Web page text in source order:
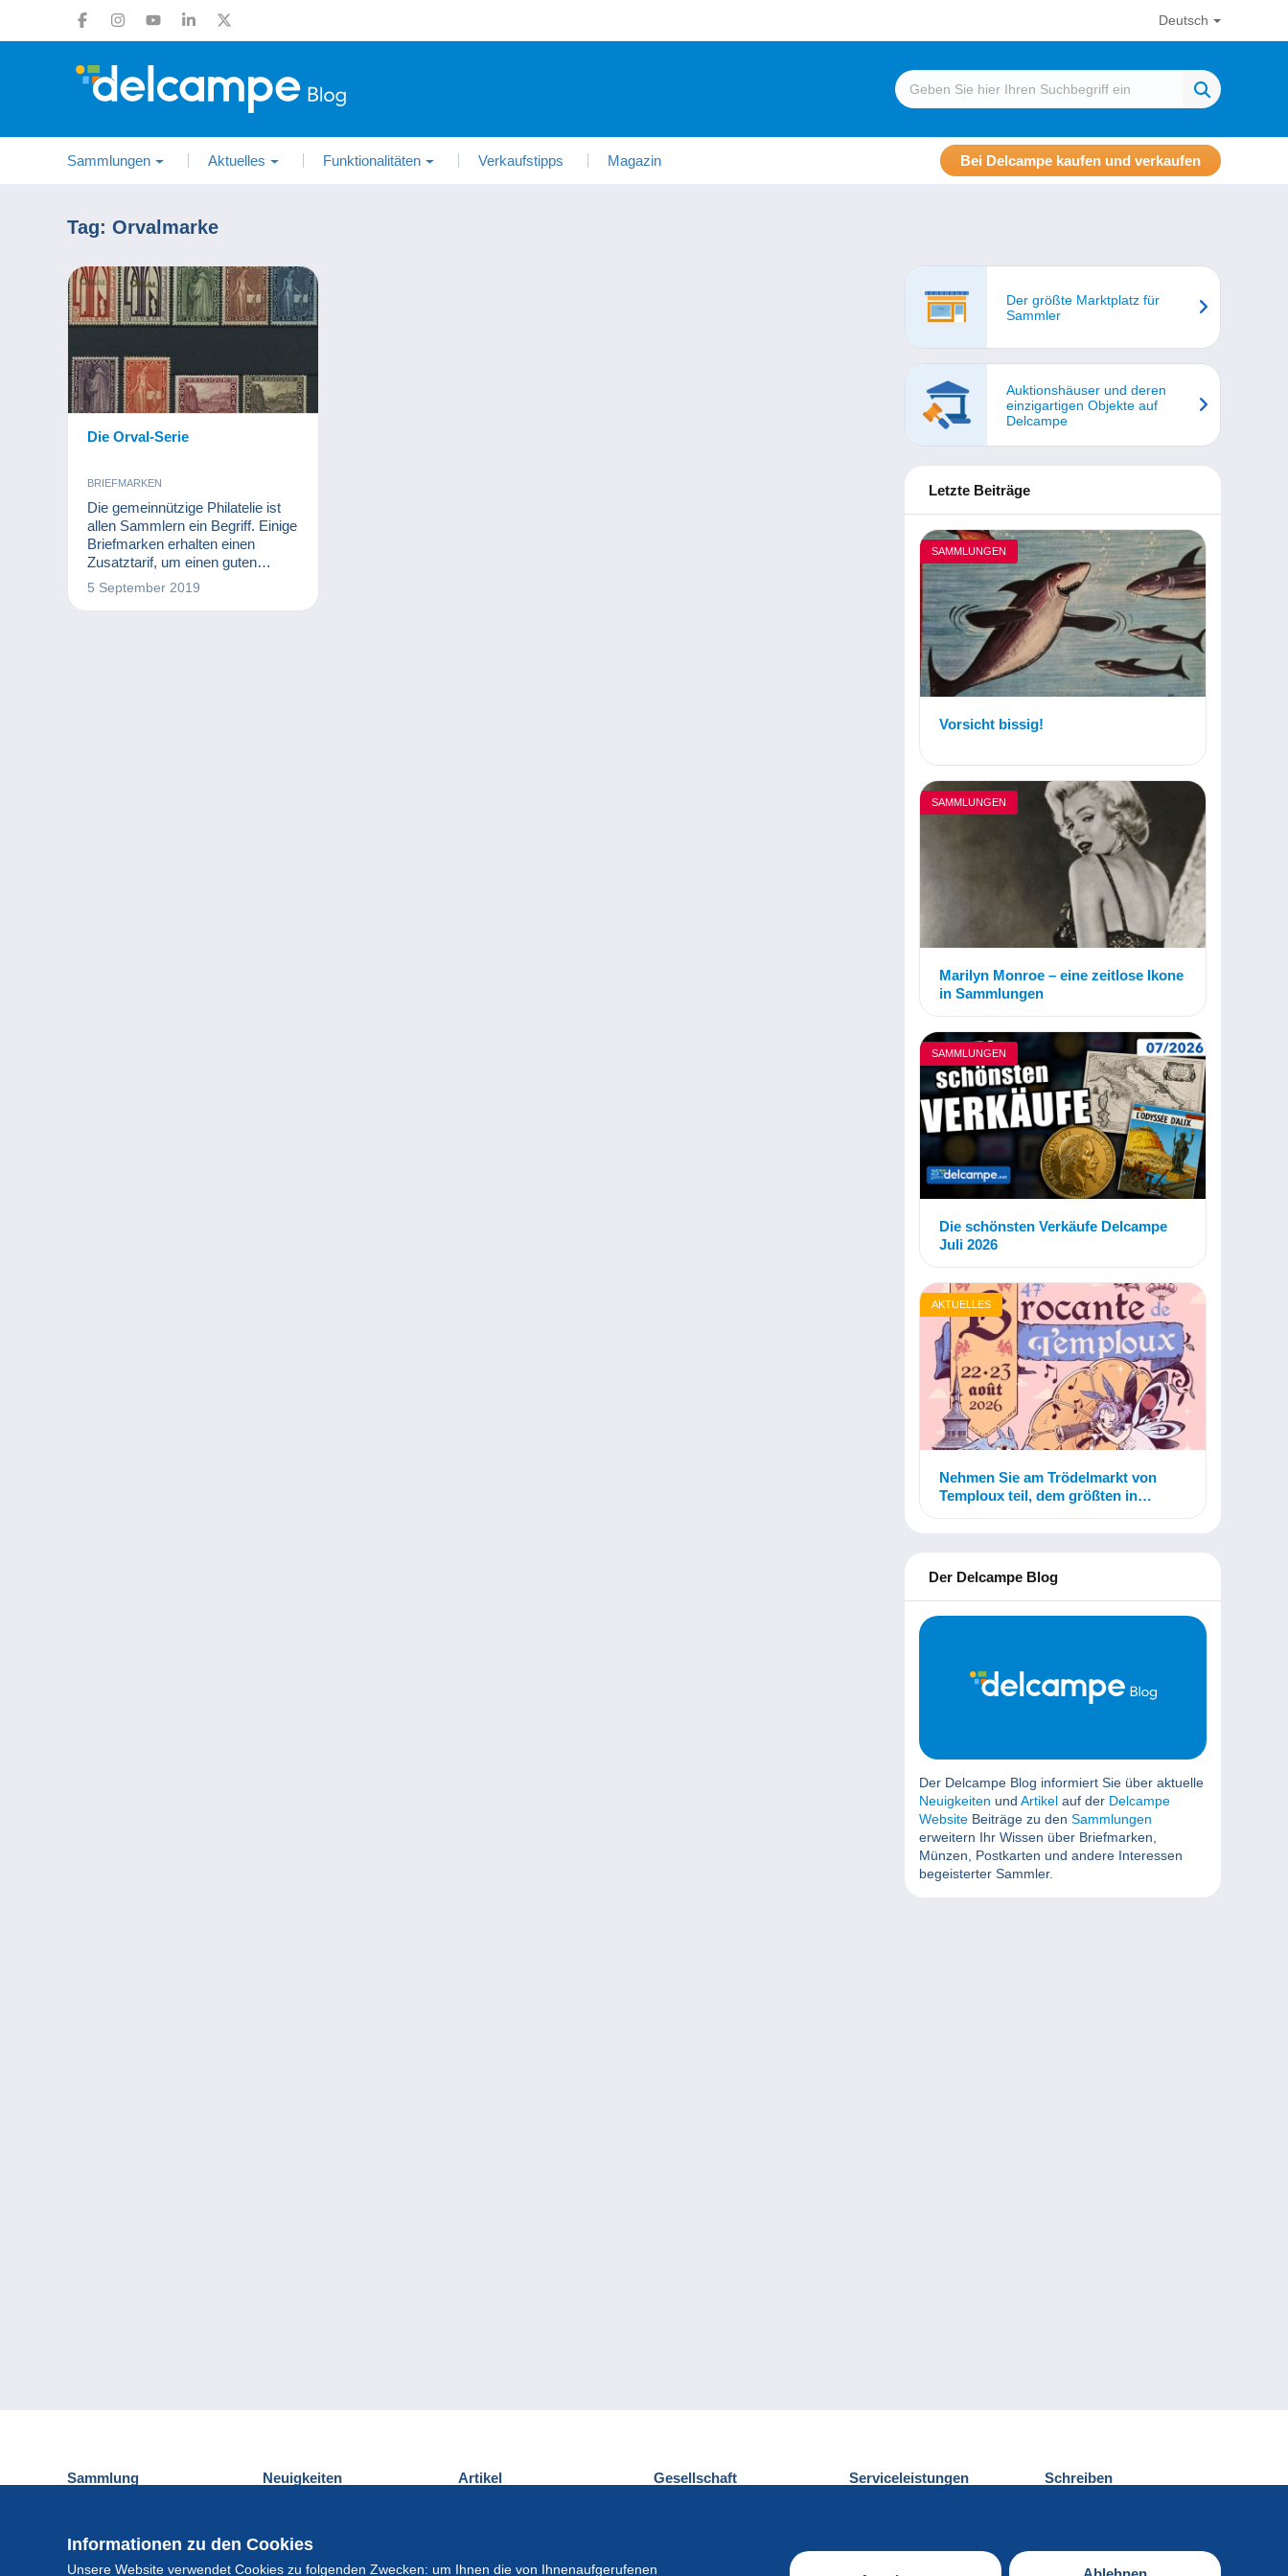
Deutsch
Sammlungen Aktuelles Funktionalitäten Verkaufstipps Magazin Bei Delcampe kaufen und verkaufen
Tag: Orvalmarke
Die Orval-Serie
BRIEFMARKEN
Die gemeinnützige Philatelie ist
allen Sammlern ein Begriff. Einige
Briefmarken erhalten einen
Zusatztarif, um einen guten
Zweck zu unterstützen. In dieser
Hinsicht hat der Wiederaufbau der
5 September 2019
Der größte Marktplatz für
Sammler
Auktionshäuser und deren
einzigartigen Objekte auf
Delcampe
Letzte Beiträge
SAMMLUNGEN
Vorsicht bissig!
SAMMLUNGEN
Marilyn Monroe – eine zeitlose Ikone
in Sammlungen
SAMMLUNGEN
Die schönsten Verkäufe Delcampe
Juli 2026
AKTUELLES
Nehmen Sie am Trödelmarkt von
Temploux teil, dem größten in
Der Delcampe Blog
Der Delcampe Blog informiert Sie über aktuelle
Neuigkeiten und Artikel auf der Delcampe
Website Beiträge zu den Sammlungen
erweitern Ihr Wissen über Briefmarken,
Münzen, Postkarten und andere Interessen
begeisterter Sammler.
Informationen zu den Cookies
Unsere Website verwendet Cookies zu folgenden Zwecken: um Ihnen die von Ihnenaufgerufenen
Sammlung
Münzen und Banknoten
Neuigkeiten Artikel Gesellschaft Serviceleistungen Schreiben